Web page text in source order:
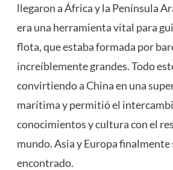
llegaron a África y la Península
era una herramienta vital para
flota, que estaba formada por
increíblemente grandes. Todo
convirtiendo a China en una
marítima y permitió el
conocimientos y cultura con el
mundo. Asia y Europa finalmente
encontrado.